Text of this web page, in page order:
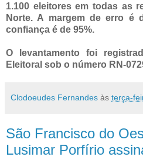
1.100 eleitores em todas as
Norte. A margem de erro é
confiança é de 95%.
O levantamento foi
Eleitoral sob o número RN-
Clodoeudes Fernandes às terça-
São Francisco do
Lusimar Porfírio